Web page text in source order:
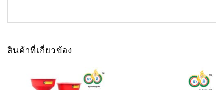
สินค้าที่เกี่ยวข้อง